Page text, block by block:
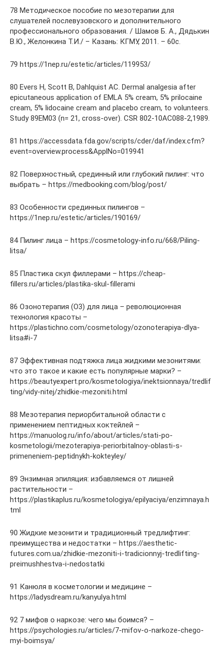
78 Методическое пособие по мезотерапии для
слушателей послевузовского и дополнительного
профессионального образования. / Шамов Б. А., Дядькин
В.Ю., Желонкина Т.И./ – Казань: КГМУ, 2011. – 60с.
79 https://1nep.ru/estetic/articles/119953/
80 Evers H, Scott B, Dahlquist AC. Dermal analgesia after
epicutaneous application of EMLA 5% cream, 5% prilocaine
cream, 5% lidocaine cream and placebo cream, to volunteers.
Study 89EM03 (n= 21, cross-over). CSR 802-10AC088-2,1989.
81 https://accessdata.fda.gov/scripts/cder/daf/index.cfm?
event=overview.process&ApplNo=019941
82 Поверхностный, срединный или глубокий пилинг: что
выбрать – https://medbooking.com/blog/post/
83 Особенности срединных пилингов –
https://1nep.ru/estetic/articles/190169/
84 Пилинг лица – https://cosmetology-info.ru/668/Piling-
litsa/
85 Пластика скул филлерами – https://cheap-
fillers.ru/articles/plastika-skul-fillerami
86 Озонотерапия (O3) для лица – революционная
технология красоты –
https://plastichno.com/cosmetology/ozonoterapiya-dlya-
litsa#i-7
87 Эффективная подтяжка лица жидкими мезонитями:
что это такое и какие есть популярные марки? –
https://beautyexpert.pro/kosmetologiya/inektsionnaya/tredlif
ting/vidy-nitej/zhidkie-mezoniti.html
88 Мезотерапия периорбитальной области с
применением пептидных коктейлей –
https://manuolog.ru/info/about/articles/stati-po-
kosmetologii/mezoterapiya-periorbitalnoy-oblasti-s-
primeneniem-peptidnykh-kokteyley/
89 Энзимная эпиляция: избавляемся от лишней
растительности –
https://plastikaplus.ru/kosmetologiya/epilyaciya/enzimnaya.h
tml
90 Жидкие мезонити и традиционный тредлифтинг:
преимущества и недостатки – https://aesthetic-
futures.com.ua/zhidkie-mezoniti-i-tradicionnyj-tredlifting-
preimushhestva-i-nedostatki
91 Канюля в косметологии и медицине –
https://ladysdream.ru/kanyulya.html
92 7 мифов о наркозе: чего мы боимся? –
https://psychologies.ru/articles/7-mifov-o-narkoze-chego-
myi-boimsya/